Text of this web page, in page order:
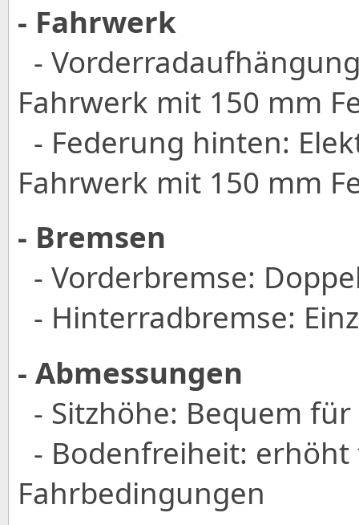
- Fahrwerk
-
Fahrwerk mit 150 mm
- Federung hinten:
Fahrwerk mit 150 mm
- Bremsen
- Vorderbremse:
- Hinterradbremse:
- Abmessungen
- Sitzhöhe: Bequem
- Bodenfreiheit:
Fahrbedingungen